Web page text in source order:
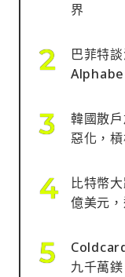
界
巴菲特
韓國散
惡化，
比特幣
億美元
九千萬